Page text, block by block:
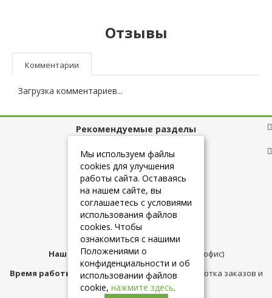
Отзывы
Комментарии
Загрузка комментариев...
Рекомендуемые разделы
Полезные ссылки
+7 (925) 084-10-60
Наш адрес:Москва,ул.Плещеева д.12 (офис)
Время работы магазина:с 10:00 до 21:00 (обработка заказов и
консультация)
Мы используем файлы
cookies для улучшения
работы сайта. Оставаясь
на нашем сайте, вы
соглашаетесь с условиями
использования файлов
cookies. Чтобы
ознакомиться с нашими
Положениями о
конфиденциальности и об
использовании файлов
cookie, нажмите здесь.